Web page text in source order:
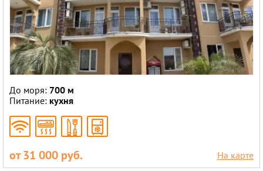
До моря: 700 м
Питание: кухня
от 31 000 руб. На карте